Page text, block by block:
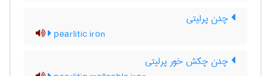
چدن پرلیتی
pearlitic iron
چدن چکش خور پرلیتی